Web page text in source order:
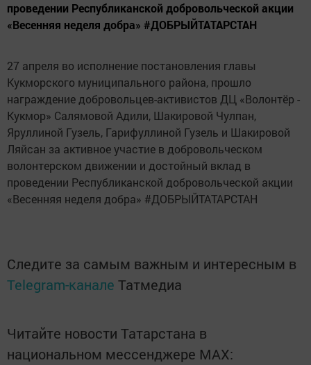
проведении Республиканской добровольческой акции
«Весенняя неделя добра» #ДОБРЫЙТАТАРСТАН
27 апреля во исполнение постановления главы
Кукморского муниципального района, прошло
награждение добровольцев-активистов ДЦ «Волонтёр -
Кукмор» Салямовой Адили, Шакировой Чулпан,
Яруллиной Гузель, Гарифуллиной Гузель и Шакировой
Ляйсан за активное участие в добровольческом
волонтерском движении и достойный вклад в
проведении Республиканской добровольческой акции
«Весенняя неделя добра» #ДОБРЫЙТАТАРСТАН
Следите за самым важным и интересным в
Telegram-канале Татмедиа
Читайте новости Татарстана в
национальном мессенджере MАХ: